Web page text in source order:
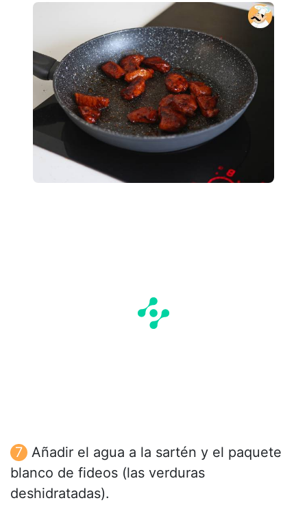
Añadir el agua a la sartén y el paquete
blanco de fideos (las verduras
deshidratadas).